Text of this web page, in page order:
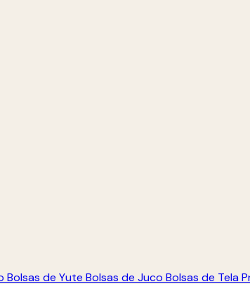
Bolsas de Yute Bolsas de Juco Bolsas de Tela